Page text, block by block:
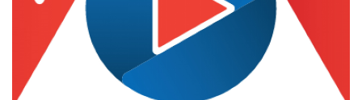
Bóng đá
Lịch thi đấu bóng đá
Thế giới thể thao
eSports
Hậu trường
Xe máy